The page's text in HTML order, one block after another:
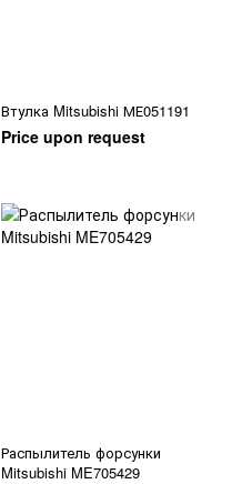
Втулка Mitsubishi МЕ051191
Price upon request
Распылитель форсунки
Mitsubishi ME705429